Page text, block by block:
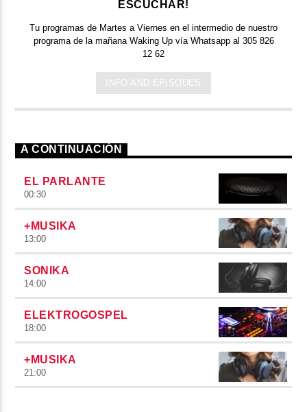
ESCUCHAR!
Tu programas de Martes a Viernes en el intermedio de nuestro
programa de la mañana Waking Up vía Whatsapp al 305 826
12 62
INFO AND EPISODES
A CONTINUACIÓN
EL PARLANTE
00:30
+MUSIKA
13:00
SONIKA
14:00
ELEKTROGOSPEL
18:00
+MUSIKA
21:00